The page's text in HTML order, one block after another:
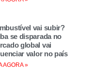
vai subir?
se disparada no
global vai
valor no país
AGORA »